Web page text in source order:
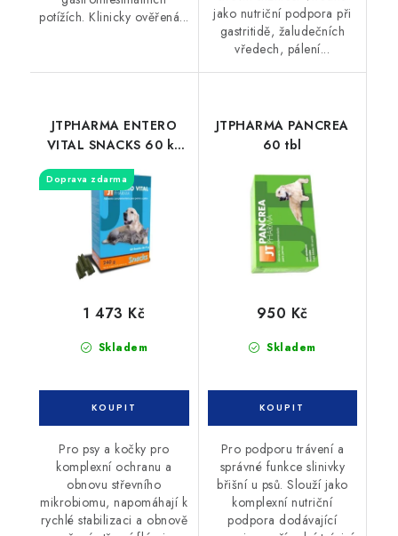
potížích. Klinicky ověřená...
jako nutriční podpora při
gastritidě, žaludečních
vředech, pálení...
JTPHARMA ENTERO
VITAL SNACKS 60 ks
po 4g
Doprava zdarma
Skladem
1 473 Kč
Pro psy a kočky pro
komplexní ochranu a
obnovu střevního
mikrobiomu, napomáhají k
rychlé stabilizaci a obnově
JTPHARMA PANCREA
60 tbl
Skladem
950 Kč
Pro podporu trávení a
správné funkce slinivky
břišní u psů. Slouží jako
komplexní nutriční
podpora dodávající